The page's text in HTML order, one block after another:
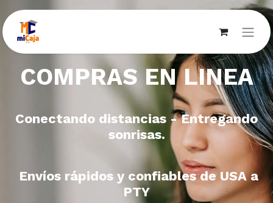
COMPRAS EN LINEA
Conectando distancias - Entregando
sonrisas.
Envíos rápidos y confiables de USA a
PTY